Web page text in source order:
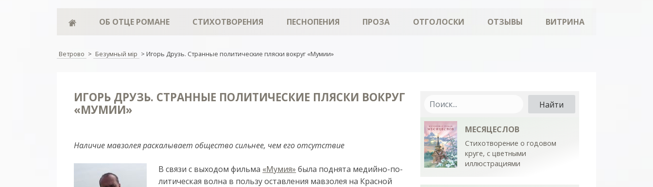
ОБ ОТЦЕ РОМАНЕ СТИХОТВОРЕНИЯ ПЕСНОПЕНИЯ ПРОЗА ОТГОЛОСКИ ОТЗЫВЫ ВИТРИНА
Ветрово > Безумный мiр > Игорь Друзь. Странные политические пляски вокруг «Мумии»
ИГОРЬ ДРУЗЬ. СТРАННЫЕ ПОЛИТИЧЕСКИЕ ПЛЯСКИ ВОКРУГ
«МУМИИ»
Наличие мавзолея раскалывает общество сильнее, чем его отсутствие
В свя­зи с вы­хо­дом филь­ма «Му­мия» бы­ла под­ня­та ме­дий­но-по­
ли­ти­че­ская вол­на в поль­зу остав­ле­ния мав­зо­лея на Крас­ной
МЕСЯЦЕСЛОВ
Стихотворение о годовом
круге, с цветными
иллюстрациями